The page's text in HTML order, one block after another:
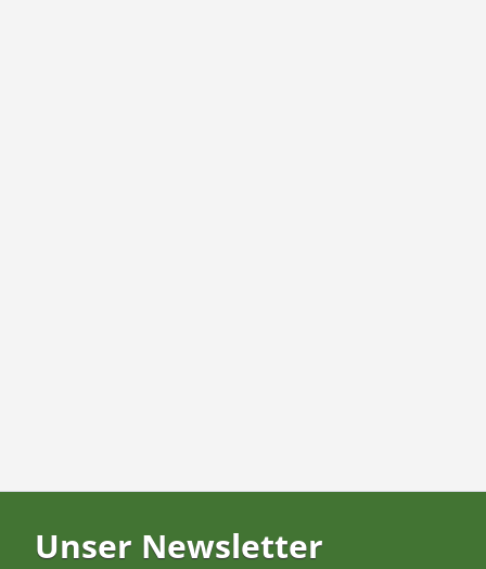
Unser Newsletter